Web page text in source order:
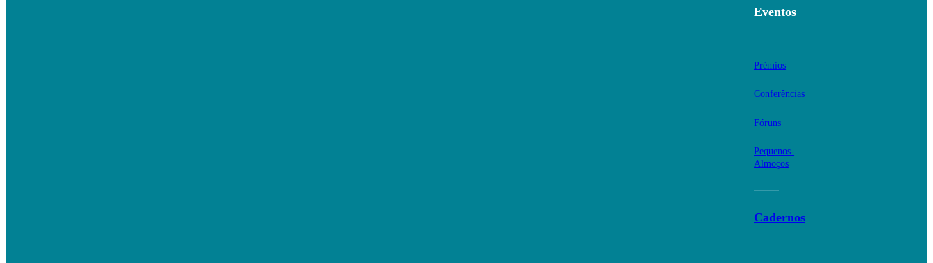
Eventos
Prémios
Conferências
Fóruns
Pequenos-
Almoços
Cadernos